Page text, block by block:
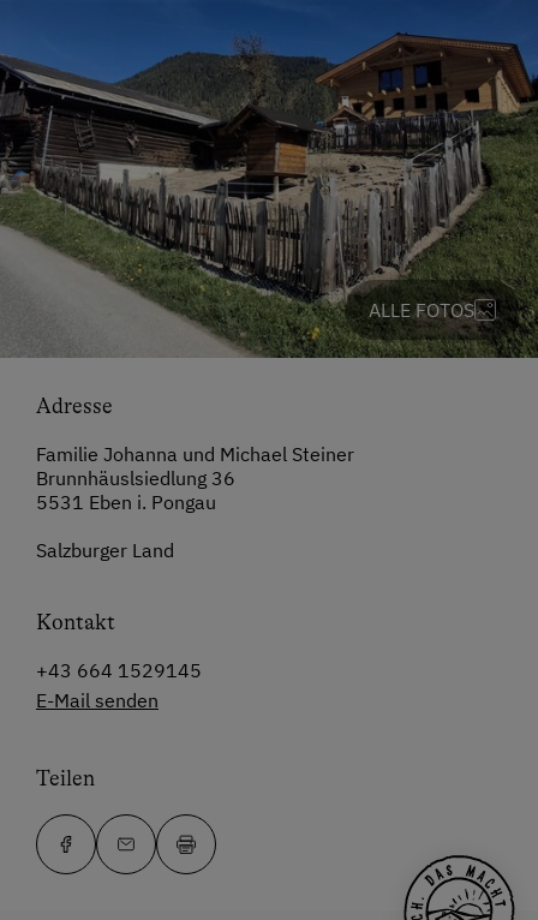
ALLE FOTOS
Adresse
Familie Johanna und Michael Steiner
Brunnhäuslsiedlung 36
5531 Eben i. Pongau
Salzburger Land
Kontakt
+43 664 1529145
E-Mail senden
Teilen